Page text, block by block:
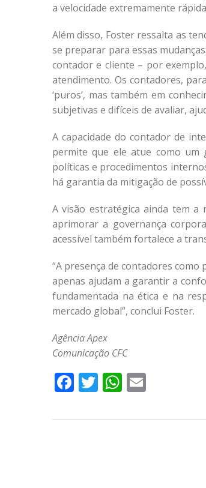
a velocidade extremamente
Além disso, Foster ressalta as
se preparar para essas
contador e cliente – por
atendimento. Os contadores,
‘puros’, mas também em
subjetivas e difíceis de avaliar,
A capacidade do contador de
permite que ele atue como um
políticas e procedimentos
há garantia da mitigação de
A visão estratégica ainda tem a
aprimorar a governança
acessível também fortalece a
“A presença de contadores
apenas ajudam a garantir a
fundamentada na ética e na
mercado global”, conclui Foster.
Agência Apex
Comunicação CFC
Facebook
TwitterWhatsApp